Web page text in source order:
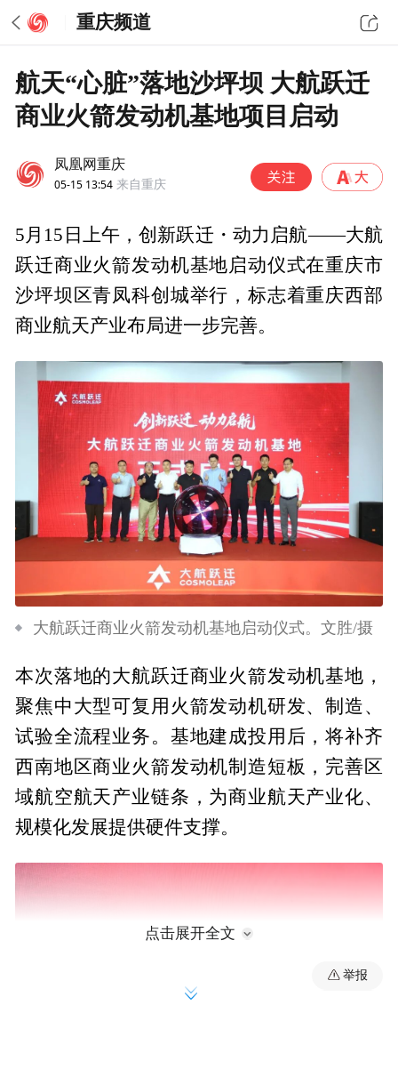
重庆频道
航天“心脏”落地沙坪坝 大航跃迁
商业火箭发动机基地项目启动
凤凰网重庆
05-15 13:54 来自重庆
5月15日上午，创新跃迁・动力启航——大航
跃迁商业火箭发动机基地启动仪式在重庆市
沙坪坝区青凤科创城举行，标志着重庆西部
商业航天产业布局进一步完善。
大航跃迁商业火箭发动机基地启动仪式。文胜/摄
本次落地的大航跃迁商业火箭发动机基地，
聚焦中大型可复用火箭发动机研发、制造、
试验全流程业务。基地建成投用后，将补齐
西南地区商业火箭发动机制造短板，完善区
域航空航天产业链条，为商业航天产业化、
规模化发展提供硬件支撑。
点击展开全文
举报